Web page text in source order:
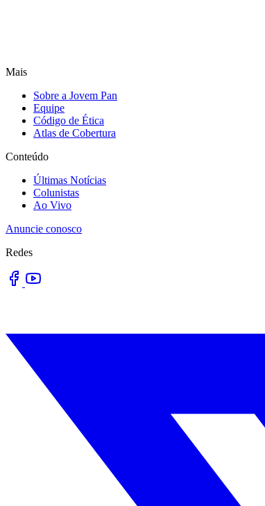
Mais
Sobre a Jovem Pan
Equipe
Código de Ética
Atlas de Cobertura
Conteúdo
Últimas Notícias
Colunistas
Ao Vivo
Anuncie conosco
Redes